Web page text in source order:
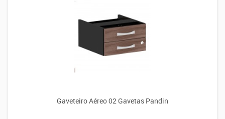
Gaveteiro Aéreo 02 Gavetas Pandin